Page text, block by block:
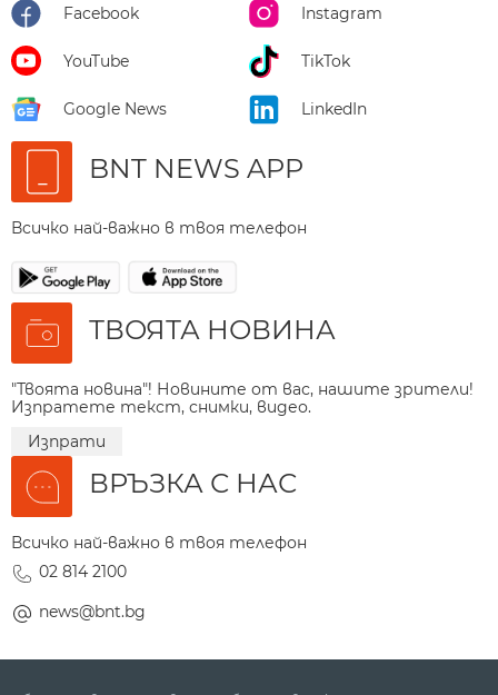
Facebook Instagram
YouTube TikTok
Google News LinkedIn
BNT NEWS APP
Всичко най-важно в твоя телефон
ТВОЯТА НОВИНА
"Твоята новина"! Новините от вас, нашите зрители!
Изпратете текст, снимки, видео.
Изпрати
ВРЪЗКА С НАС
Всичко най-важно в твоя телефон
02 814 2100
news@bnt.bg